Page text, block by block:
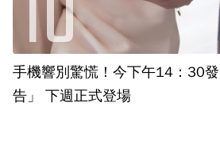
手機響別驚慌！今下午14：30
告」 下週正式登場